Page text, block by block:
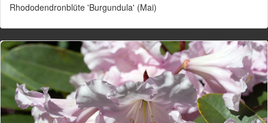
Rhododendronblüte 'Burgundula' (Mai)